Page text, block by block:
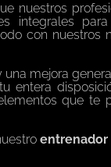
nuestros
integrales
con nuestros
mejora
entera
que te
entrenador